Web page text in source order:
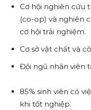
Cơ hội nghiên cứu
(co-op) và nghiên
cơ hội trải nghiệm.
Cơ sở vật chất và
Đội ngũ nhân viên
85% sinh viên có
khi tốt nghiệp.